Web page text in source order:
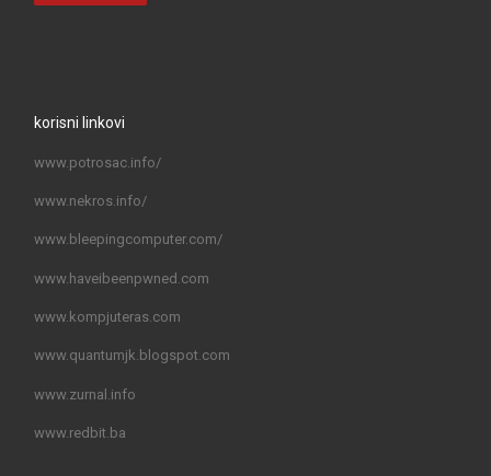
korisni linkovi
www.potrosac.info/
www.nekros.info/
www.bleepingcomputer.com/
www.haveibeenpwned.com
www.kompjuteras.com
www.quantumjk.blogspot.com
www.zurnal.info
www.redbit.ba